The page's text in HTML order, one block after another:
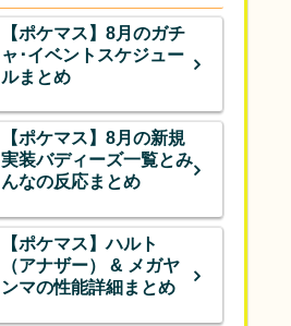
【ポケマス】8月のガチ
ャ･イベントスケジュー
ルまとめ
【ポケマス】8月の新規
実装バディーズ一覧とみ
んなの反応まとめ
【ポケマス】ハルト
（アナザー） & メガヤ
ンマの性能詳細まとめ